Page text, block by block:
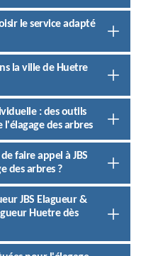
le service adapté
la ville de Huetre
: des outils
l'élagage des arbres
faire appel à JBS
des arbres ?
JBS Elagueur &
Huetre dès